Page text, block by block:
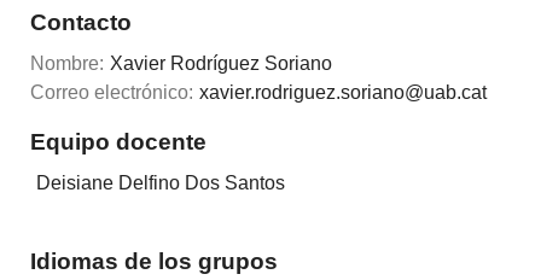
Contacto
Nombre: Xavier Rodríguez Soriano
Correo electrónico: xavier.rodriguez.soriano@uab.cat
Equipo docente
Deisiane Delfino Dos Santos
Idiomas de los grupos